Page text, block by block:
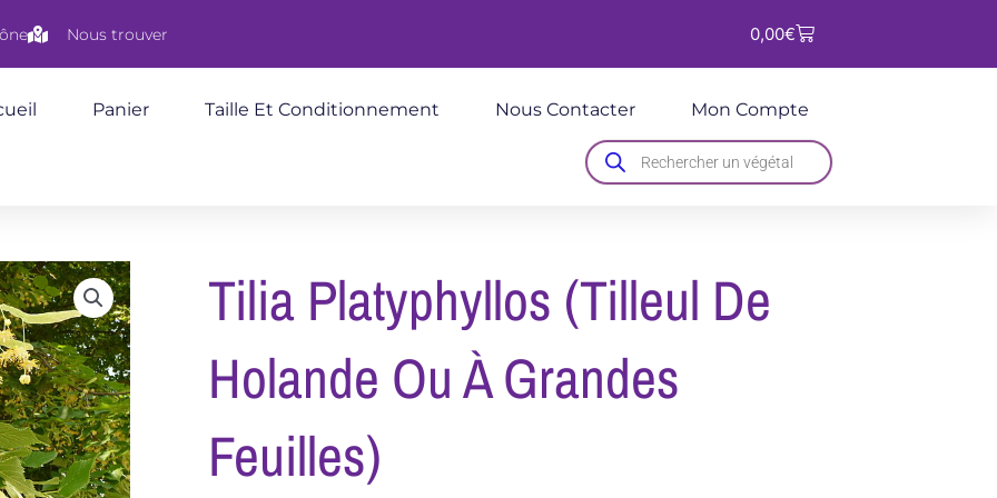
Nous trouver 0,00€Panier
Panier Taille Et Conditionnement Nous Contacter
Mon Compte
Recherche
de
produits
Tilia Platyphyllos (Tilleul De
Holande Ou À Grandes
Feuilles)